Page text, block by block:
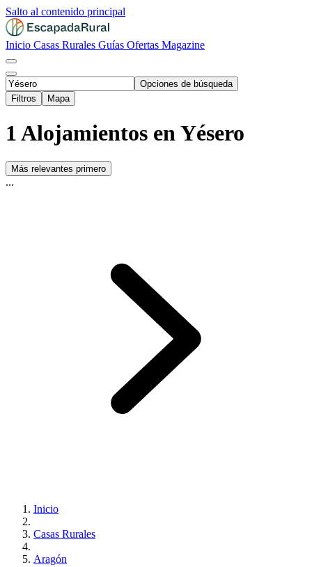
Salto al contenido principal
Inicio Casas Rurales Guías Ofertas Magazine
Opciones de búsqueda
Filtros
Mapa
1 Alojamientos en Yésero
Más relevantes primero
...
Inicio
Casas Rurales
Aragón